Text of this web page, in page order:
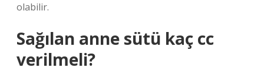
olabilir.
Sağılan anne sütü kaç cc
verilmeli?